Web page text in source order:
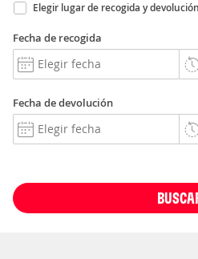
Elegir lugar de recogida y
Fecha de recogida
Fecha de devolución